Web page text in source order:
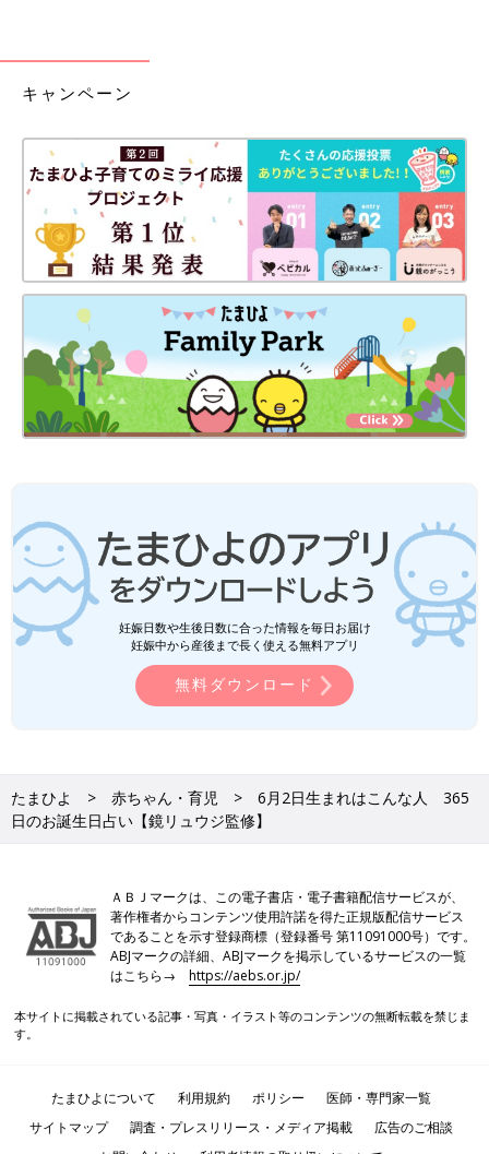
キャンペーン
妊娠日数や生後日数に合った情報を毎日お届け
妊娠中から産後まで長く使える無料アプリ
無料ダウンロード
たまひよ 赤ちゃん・育児
6月2日生まれはこんな人 365
日のお誕生日占い【鏡リュウジ監修】
ＡＢＪマークは、この電子書店・電子書籍配信サービスが、
著作権者からコンテンツ使用許諾を得た正規版配信サービス
であることを示す登録商標（登録番号 第11091000号）です。
ABJマークの詳細、ABJマークを掲示しているサービスの一覧
はこちら→https://aebs.or.jp/
本サイトに掲載されている記事・写真・イラスト等のコンテンツの無断転載を禁じま
す。
たまひよについて 利用規約 ポリシー
医師・専門家一覧
サイトマップ
調査・プレスリリース・メディア掲載
広告のご相談